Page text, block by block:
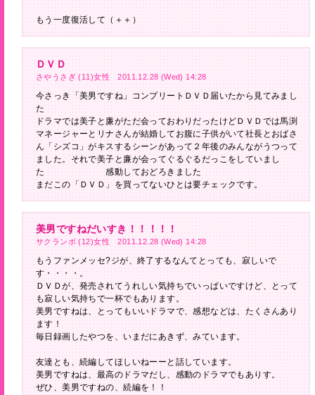
もう一度復活して（＋＋）
ＤＶＤ
さやうさぎ (11)女性 2011.12.28 (Wed) 14:28
今さっき「美男ですね」コンプリートＤＶＤ届いたから見てみまし
た
ドラマでは美子と廉がただ会っておわりだったけどＤＶＤでは馬渕
マネージャーとリナさんが結婚してお腹に子供がいて社長とおばさ
ん「シズコ」がキスするシーンがあって２年後のみんながうつって
ました。それで美子と廉が会ってぐるぐるだっこをしていまし
た 感動しておどろきました
まだこの「ＤＶＤ」を買ってないひとは要チェックです。
美男ですねだいすき！！！！！
サクランボ (12)女性 2011.12.28 (Wed) 14:28
もうファンメッセ?ジが、終了するなんてとっても、寂しいで
す・・・・。
ＤＶＤが、発売されてうれしい気持ちでいっぱいですけど、とって
も寂しい気持ちで一杯でもあります。
美男ですねは、とってもいいドラマで、感想などは、たくさんあり
ます！
毎日録画したやつを、いまだにあきず、みています。
友達とも、続編してほしいねーーと話しています。
美男ですねは、最高のドラマだし、感動のドラマでもありす。
ぜひ、美男ですねの、続編を！！